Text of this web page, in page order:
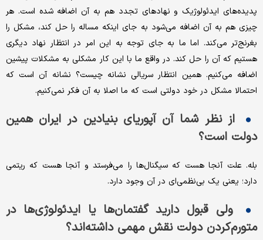
پدیده‌های ایدئولوژیک و نهادهای تجدد هم به آن اضافه شده است. هر
چیزی هم به آن اضافه می‌شود به جای اینکه مساله را حل کند، مشکل را
بغرنج‌تر می‌کند. اما ما به جای توجه به این امر در انتظار نهاد دیگری
هستیم که آن را حل کند. در واقع ما با این کار مشکلی به مشکلات پیشین
اضافه می‌کنیم. همین انتظار سریالی نشانه چیست؟ نشانه آن است که
احتمالا مشکل در خود دولتی است که ما اصلا به آن فکر نمی‌کنیم.
از نظر شما آن آپوریای بنیادین در ایران همین
دولت است‌؟
بله. علت آنجا هست که سیگنال‌ها را می‌فرستد و آنجا هست که ریتمی
دارد؛ یعنی یک بی‌نظمی‌ای در آن وجود دارد.
ولی قبول دارید گفتمان‌ها یا ایدئولوژی‌ها در
متورم‌کردن دولت نقش مهمی داشته‌اند؟